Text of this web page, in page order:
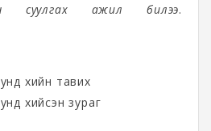
суулгах ажил билээ.
хийн тавих
хийсэн зураг